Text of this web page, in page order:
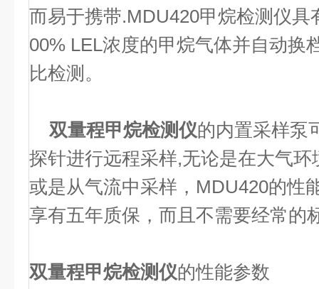
而易于携带.MDU420甲烷检测仪具
00% LEL浓度的甲烷气体并自动换
比检测。
双量程甲烷检测仪的内置采样泵
探针进行远程采样,无论是在大气
或是从气流中采样，MDU420的性
享有五年质保，而且不需要经常的
双量程甲烷检测仪的性能参数